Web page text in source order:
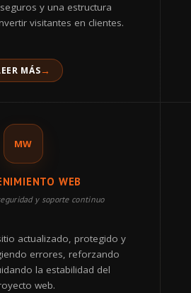
y una estructura
visitantes en clientes.
MÁS
MW
WEB
y soporte continuo
actualizado, protegido y
errores, reforzando
la estabilidad del
web.